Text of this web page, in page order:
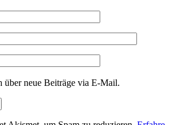
über neue Beiträge via E-Mail.